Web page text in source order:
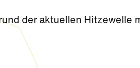
der aktuellen Hitzewelle